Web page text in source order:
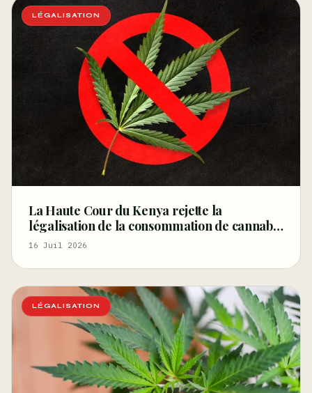
LÉGALISATION
La Haute Cour du Kenya rejette la
légalisation de la consommation de cannabis
16 Juil 2026
LÉGALISATION